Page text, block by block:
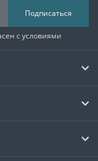
Подписаться
с условиями